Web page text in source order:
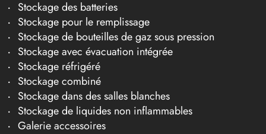
Stockage des batteries
Stockage pour le remplissage
Stockage de bouteilles de gaz sous pression
Stockage avec évacuation intégrée
Stockage réfrigéré
Stockage combiné
Stockage dans des salles blanches
Stockage de liquides non inflammables
Galerie accessoires